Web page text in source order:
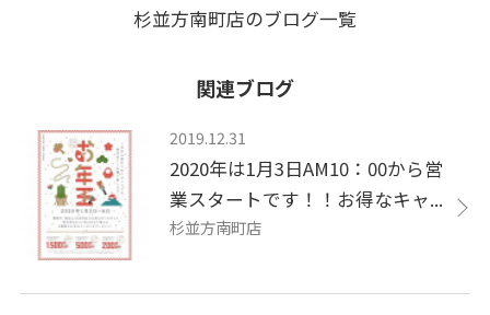
杉並方南町店のブログ一覧
関連ブログ
2019.12.31
2020年は1月3日AM10：00から営
業スタートです！！お得なキャ...
杉並方南町店